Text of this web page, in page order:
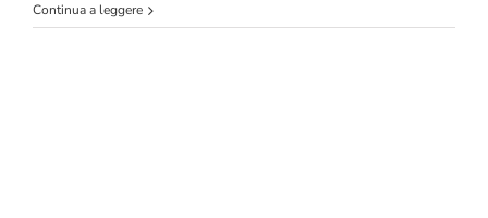
Continua a leggere